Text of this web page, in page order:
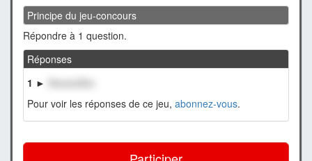
Principe du jeu-concours
Répondre à 1 question.
Réponses
1 ►
Pour voir les réponses de ce jeu, abonnez-vous.